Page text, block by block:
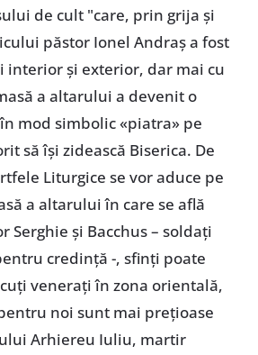
de cult "care, prin grija și
păstor Ionel Andraș a fost
și exterior, dar mai cu
a altarului a devenit o
mod simbolic «piatra» pe
să își zidească Biserica. De
Liturgice se vor aduce pe
a altarului în care se află
Serghie și Bacchus – soldați
credință -, sfinți poate
venerați în zona orientală,
noi sunt mai prețioase
Arhiereu Iuliu, martir